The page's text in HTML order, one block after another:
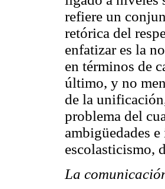
refiere un
retórica del
enfatizar es la
en términos de
último, y no
de la
problema del
ambigüedades
escolasticismo,
La